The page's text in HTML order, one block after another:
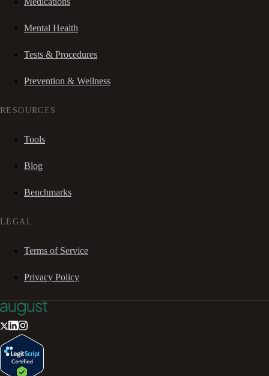
Mental Health
Tests & Procedures
Prevention & Wellness
RESOURCES
Tools
Blog
Benchmarks
LEGAL
Terms of Service
Privacy Policy